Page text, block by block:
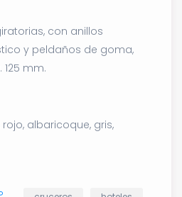
con anillos
y peldaños de goma,
mm.
albaricoque, gris,